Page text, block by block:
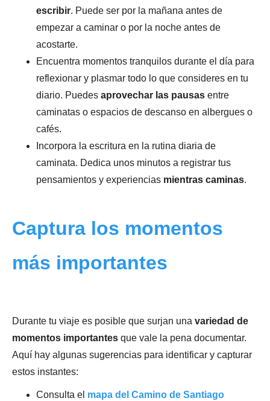
escribir. Puede ser por la mañana antes de
empezar a caminar o por la noche antes de
acostarte.
Encuentra momentos tranquilos durante el día para
reflexionar y plasmar todo lo que consideres en tu
diario. Puedes aprovechar las pausas entre
caminatas o espacios de descanso en albergues o
cafés.
Incorpora la escritura en la rutina diaria de
caminata. Dedica unos minutos a registrar tus
pensamientos y experiencias mientras caminas.
Captura los momentos
más importantes
Durante tu viaje es posible que surjan una variedad de
momentos importantes que vale la pena documentar.
Aquí hay algunas sugerencias para identificar y capturar
estos instantes:
Consulta el mapa del Camino de Santiago